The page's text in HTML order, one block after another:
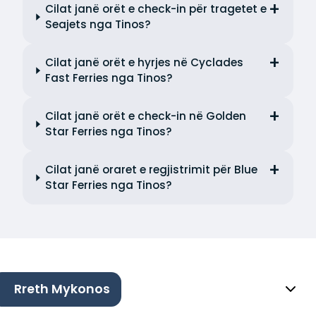
Cilat janë orët e check-in për tragetet e
Seajets nga Tinos?
Cilat janë orët e hyrjes në Cyclades
Fast Ferries nga Tinos?
Cilat janë orët e check-in në Golden
Star Ferries nga Tinos?
Cilat janë oraret e regjistrimit për Blue
Star Ferries nga Tinos?
Rreth Mykonos